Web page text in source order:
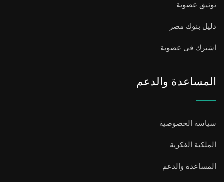
توثيق عضوية
دليل بنوك مصر
اشترك فى عضوية
المساعدة والدعم
سياسة الخصوصية
الملكية الفكرية
المساعدة والدعم